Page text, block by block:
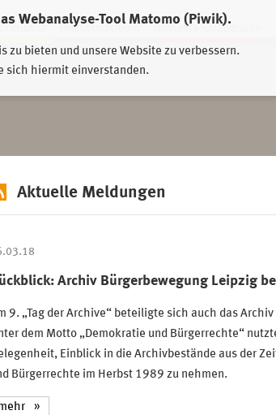
Webanalyse-Tool Matomo (Piwik).
zu bieten und unsere Website zu verbessern.
sich hiermit einverstanden.
EHRENHAIN ZEITHAIN MÜNCHNER PLATZ DRESDEN
Aktuelle Meldungen
Archiv Bürgerbewegung Leipzig
9. „Tag der Archive“ beteiligte sich auch das
dem Motto „Demokratie und Bürgerrechte“
Einblick in die Archivbestände aus der
Bürgerrechte im Herbst 1989 zu nehmen.